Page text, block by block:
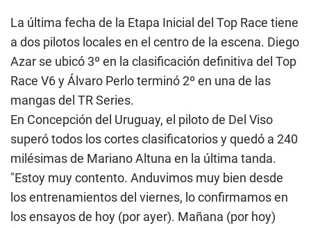
La última fecha de la Etapa Inicial del Top Race tiene
a dos pilotos locales en el centro de la escena. Diego
Azar se ubicó 3º en la clasificación definitiva del Top
Race V6 y Álvaro Perlo terminó 2º en una de las
mangas del TR Series.
En Concepción del Uruguay, el piloto de Del Viso
superó todos los cortes clasificatorios y quedó a 240
milésimas de Mariano Altuna en la última tanda.
"Estoy muy contento. Anduvimos muy bien desde
los entrenamientos del viernes, lo confirmamos en
los ensayos de hoy (por ayer). Mañana (por hoy)